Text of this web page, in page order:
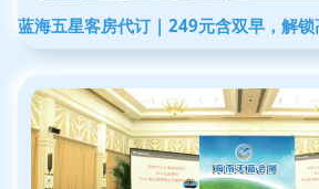
蓝海五星客房代订 | 249元含双早，解锁